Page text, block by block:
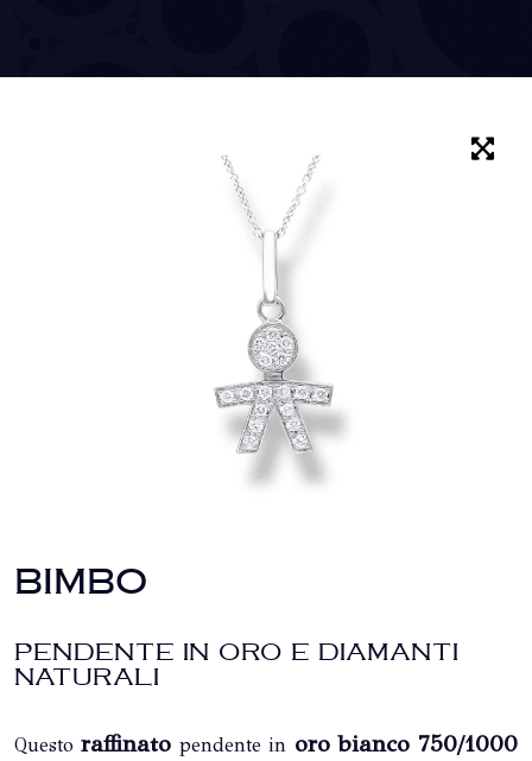
BIMBO
PENDENTE IN ORO E DIAMANTI
NATURALI
Questo raffinato pendente in oro bianco 750/1000